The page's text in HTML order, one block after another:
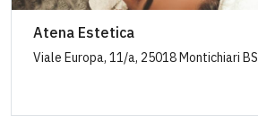
Atena Estetica
Viale Europa, 11/a, 25018 Montichiari BS